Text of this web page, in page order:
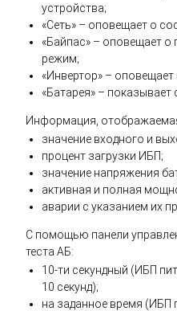
устройства;
«Сеть» – оповещает о
«Байпас» – оповещает о
режим;
«Инвертор» – оповещает
«Батарея» – показывает
Информация,
значение входного и
процент загрузки ИБП;
значение напряжения
активная и полная
аварии с указанием их
С помощью панели
теста АБ:
10-ти секундный (ИБП
10 секунд);
на заданное время (ИБП